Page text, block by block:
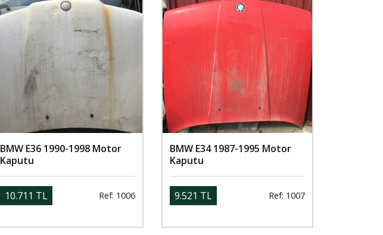
BMW E36 1990-1998 Motor
Kaputu
10.711 TL Ref: 1006
BMW E34 1987-1995 Motor
Kaputu
9.521 TL Ref: 1007